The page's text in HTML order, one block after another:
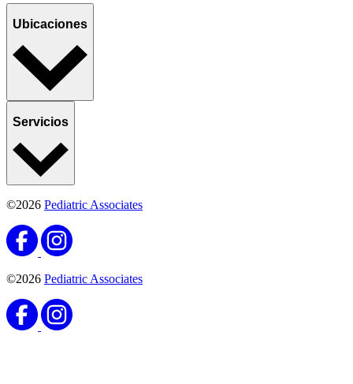
Ubicaciones
Servicios
©2026 Pediatric Associates
©2026 Pediatric Associates